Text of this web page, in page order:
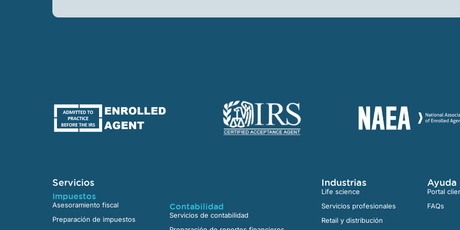
Servicios
Impuestos
Asesoramiento fiscal
Preparación de impuestos
Contabilidad
Servicios de contabilidad
Industrias
Life science
Servicios profesionales
Retail y distribución
Ayuda
Portal
FAQs